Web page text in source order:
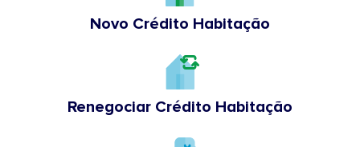
Novo Crédito Habitação
Renegociar Crédito Habitação